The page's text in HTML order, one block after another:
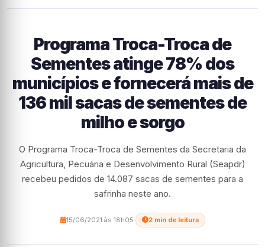
Programa Troca-Troca de
Sementes atinge 78% dos
municípios e fornecerá mais de
136 mil sacas de sementes de
milho e sorgo
O Programa Troca-Troca de Sementes da Secretaria da
Agricultura, Pecuária e Desenvolvimento Rural (Seapdr)
recebeu pedidos de 14.087 sacas de sementes para a
safrinha neste ano.
15/06/2021 às 18h05 2 min de leitura